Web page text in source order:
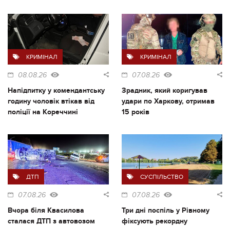
КРИМІНАЛ
08.08.26
Напідпитку у комендантську
годину чоловік втікав від
поліції на Кореччині
КРИМІНАЛ
07.08.26
Зрадник, який коригував
удари по Харкову, отримав
15 років
ДТП
07.08.26
Вчора біля Квасилова
сталася ДТП з автовозом
СУСПІЛЬСТВО
07.08.26
Три дні поспіль у Рівному
фіксують рекордну